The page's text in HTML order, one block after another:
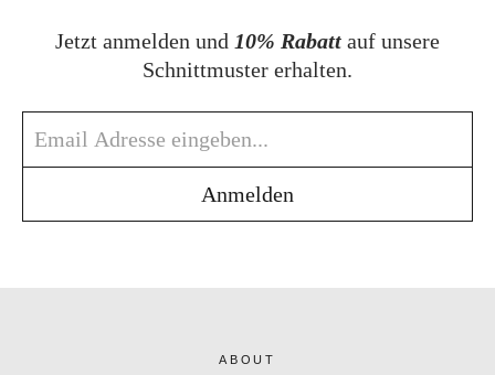
Jetzt anmelden und 10% Rabatt auf unsere
Schnittmuster erhalten.
ABOUT